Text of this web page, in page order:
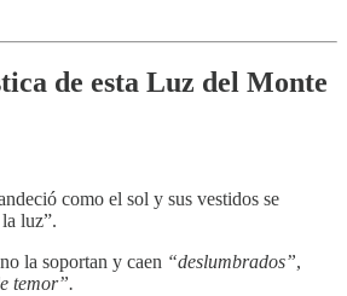
de esta Luz del Monte
como el sol y sus vestidos se
luz”.
la soportan y caen “deslumbrados”,
temor”.